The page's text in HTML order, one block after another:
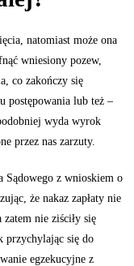
natomiast może ona
wniesiony pozew,
co zakończy się
postępowania lub też –
wyda wyrok
przez nas zarzuty.
z wnioskiem o
że nakaz zapłaty nie
zatem nie ziściły się
przychylając się do
egzekucyjne z